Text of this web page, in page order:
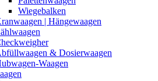
Wiegebalken
| Hängewaagen
& Dosierwaagen
Waagen